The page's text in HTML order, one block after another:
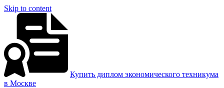
Skip to content
Купить диплом экономического техникума
в Москве